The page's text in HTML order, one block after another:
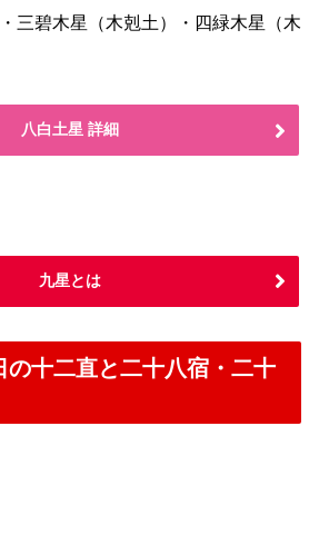
三碧木星（木剋土）・四緑木星（木
八白土星 詳細
九星とは
の十二直と二十八宿・二十